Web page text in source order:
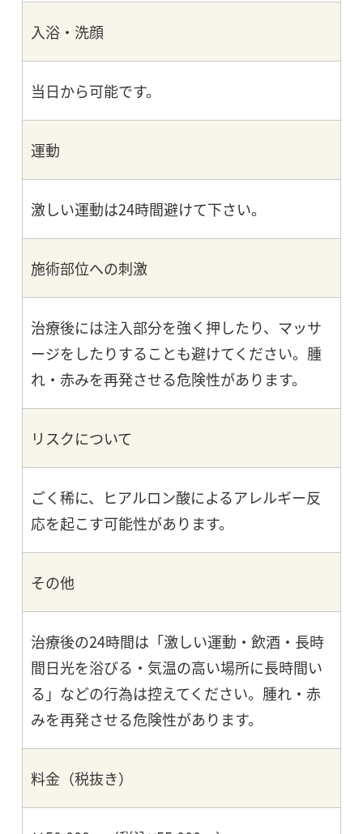
入浴・洗顔
当日から可能です。
運動
激しい運動は24時間避けて下さい。
施術部位への刺激
治療後には注入部分を強く押したり、マッサ
ージをしたりすることも避けてください。腫
れ・赤みを再発させる危険性があります。
リスクについて
ごく稀に、ヒアルロン酸によるアレルギー反
応を起こす可能性があります。
その他
治療後の24時間は「激しい運動・飲酒・長時
間日光を浴びる・気温の高い場所に長時間い
る」などの行為は控えてください。腫れ・赤
みを再発させる危険性があります。
料金（税抜き）